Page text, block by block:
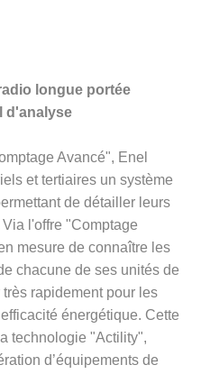
longue portée
d'analyse
Avancé", Enel
et tertiaires un système
de détailler leurs
l'offre "Comptage
mesure de connaître les
chacune de ses unités de
rapidement pour les
énergétique. Cette
technologie "Actility",
d’équipements de